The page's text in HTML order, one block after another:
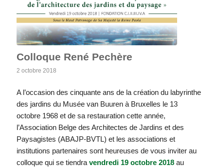
Colloque René Pechère
2 octobre 2018
A l’occasion des cinquante ans de la création du labyrinthe
des jardins du Musée van Buuren à Bruxelles le 13
octobre 1968 et de sa restauration cette année,
l’Association Belge des Architectes de Jardins et des
Paysagistes (ABAJP-BVTL) et les associations et
institutions partenaires sont heureuses de vous inviter au
colloque qui se tiendra vendredi 19 octobre 2018au